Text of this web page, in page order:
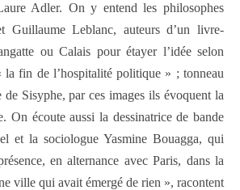
Adler. On y entend les philosophes
Guillaume Leblanc, auteurs d’un livre-
ou Calais pour étayer l’idée selon
la fin de l’hospitalité politique » ; tonneau
de Sisyphe, par ces images ils évoquent la
On écoute aussi la dessinatrice de bande
et la sociologue Yasmine Bouagga, qui
en alternance avec Paris, dans la
ville qui avait émergé de rien », racontent